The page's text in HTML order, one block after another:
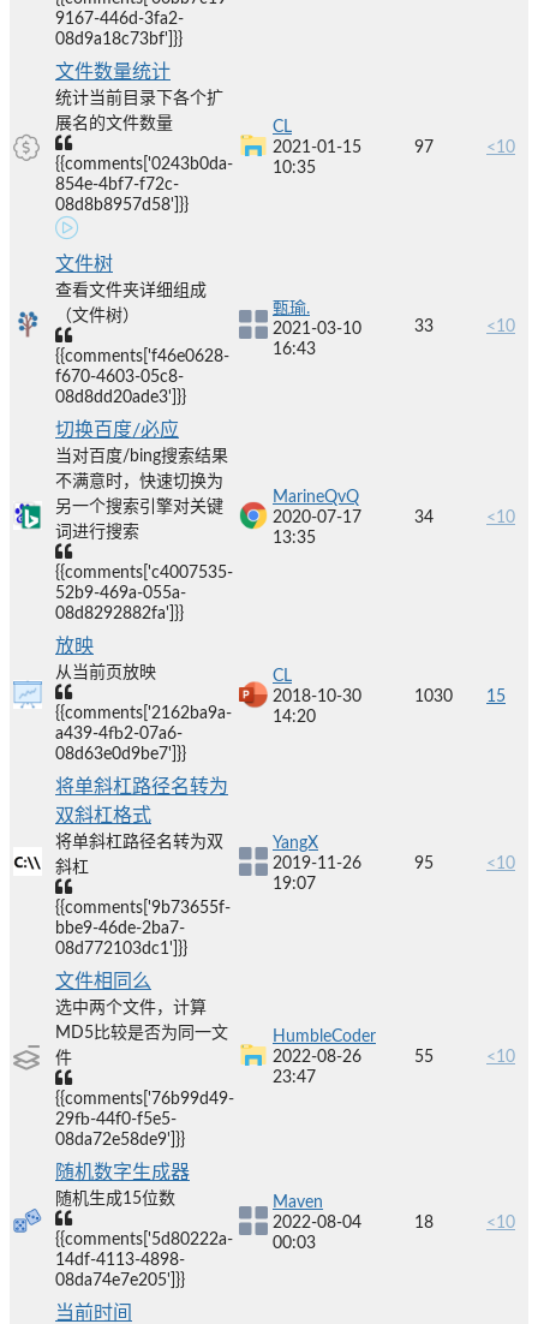
9167-446d-3fa2-
08d9a18c73bf']}}
文件数量统计
统计当前目录下各个扩
展名的文件数量
{{comments['0243b0da-
854e-4bf7-f72c-
08d8b8957d58']}}
CL
2021-01-15
10:35
97 <10
文件树
查看文件夹详细组成
（文件树）
{{comments['f46e0628-
f670-4603-05c8-
08d8dd20ade3']}}
甄瑜.
2021-03-10
16:43
33 <10
切换百度/必应
当对百度/bing搜索结果
不满意时，快速切换为
另一个搜索引擎对关键
词进行搜索
{{comments['c4007535-
52b9-469a-055a-
08d8292882fa']}}
MarineQvQ
2020-07-17
13:35
34 <10
放映
从当前页放映
{{comments['2162ba9a-
a439-4fb2-07a6-
08d63e0d9be7']}}
CL
2018-10-30
14:20
1030 15
将单斜杠路径名转为
双斜杠格式
将单斜杠路径名转为双
斜杠
{{comments['9b73655f-
bbe9-46de-2ba7-
08d772103dc1']}}
YangX
2019-11-26
19:07
95 <10
文件相同么
选中两个文件，计算
MD5比较是否为同一文
件
{{comments['76b99d49-
29fb-44f0-f5e5-
08da72e58de9']}}
HumbleCoder
2022-08-26
23:47
55 <10
随机数字生成器
随机生成15位数
{{comments['5d80222a-
14df-4113-4898-
08da74e7e205']}}
Maven
2022-08-04
00:03
18 <10
当前时间